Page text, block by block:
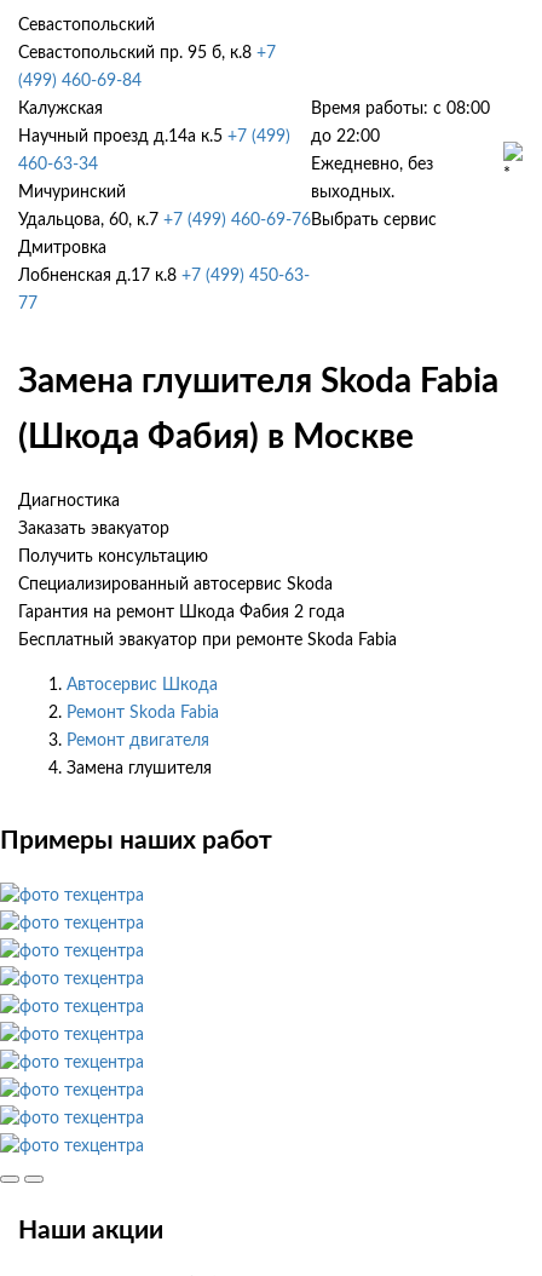
Севастопольский
Севастопольский пр. 95 б, к.8 +7
(499) 460-69-84
Калужская
Научный проезд д.14а к.5 +7 (499)
460-63-34
Мичуринский
Удальцова, 60, к.7 +7 (499) 460-69-76
Дмитровка
Лобненская д.17 к.8 +7 (499) 450-63-
77
Время работы: с 08:00
до 22:00
Ежедневно, без
выходных.
Выбрать сервис
Замена глушителя Skoda Fabia
(Шкода Фабия) в Москве
Диагностика
Заказать эвакуатор
Получить консультацию
Специализированный автосервис Skoda
Гарантия на ремонт Шкода Фабия 2 года
Бесплатный эвакуатор при ремонте Skoda Fabia
Автосервис Шкода
Ремонт Skoda Fabia
Ремонт двигателя
Замена глушителя
Примеры наших работ
Наши акции